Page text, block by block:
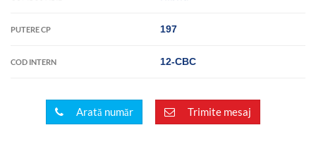
PUTERE CP 197
COD INTERN 12-CBC
Arată număr Trimite mesaj